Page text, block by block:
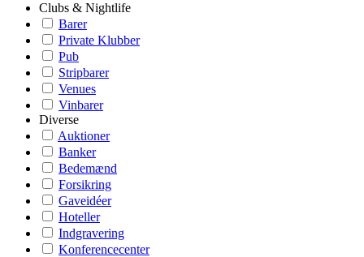
Clubs & Nightlife
Barer
Private Klubber
Pub
Stripbarer
Venues
Vinbarer
Diverse
Auktioner
Banker
Bedemænd
Forsikring
Gaveidéer
Hoteller
Indgravering
Konferencecenter